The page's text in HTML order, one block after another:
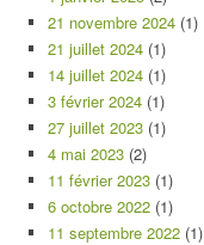
21 novembre 2024 (1)
21 juillet 2024 (1)
14 juillet 2024 (1)
3 février 2024 (1)
27 juillet 2023 (1)
4 mai 2023 (2)
11 février 2023 (1)
6 octobre 2022 (1)
11 septembre 2022 (1)